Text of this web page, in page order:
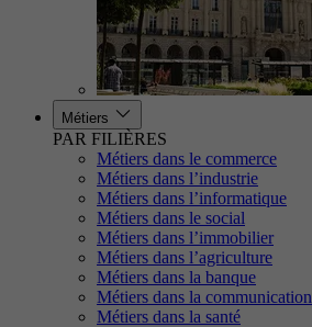
Métiers
PAR FILIÈRES
Métiers dans le commerce
Métiers dans l’industrie
Métiers dans l’informatique
Métiers dans le social
Métiers dans l’immobilier
Métiers dans l’agriculture
Métiers dans la banque
Métiers dans la communication
Métiers dans la santé